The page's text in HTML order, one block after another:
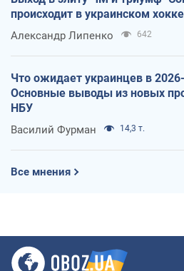
происходит в украинском
Александр Липенко 642
Что ожидает украинцев в
Основные выводы из новых
НБУ
Василий Фурман 14,3 т.
Все мнения